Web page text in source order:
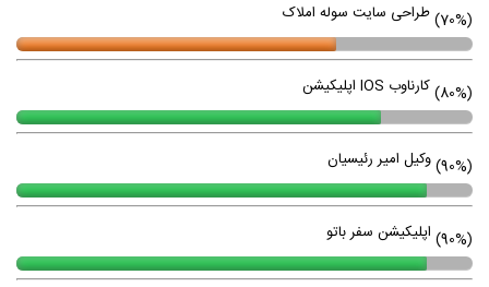
طراحی سایت سوله املاک(70%)
اپلیکیشن IOS کارناوب(80%)
وکیل امیر رئیسیان(90%)
اپلیکیشن سفر باتو (90%)